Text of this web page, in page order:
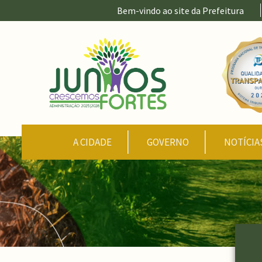
Bem-vindo ao site da Prefeitura
CONTEÚDO DO MENU
A CIDADE GOVERNO
Conteúdo Principal